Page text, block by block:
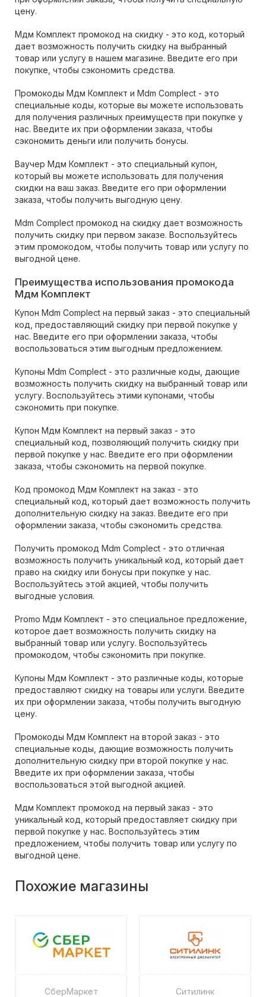
цену.
Мдм Комплект промокод на скидку - это код, который
дает возможность получить скидку на выбранный
товар или услугу в нашем магазине. Введите его при
покупке, чтобы сэкономить средства.
Промокоды Мдм Комплект и Mdm Complect - это
специальные коды, которые вы можете использовать
для получения различных преимуществ при покупке у
нас. Введите их при оформлении заказа, чтобы
сэкономить деньги или получить бонусы.
Ваучер Мдм Комплект - это специальный купон,
который вы можете использовать для получения
скидки на ваш заказ. Введите его при оформлении
заказа, чтобы получить выгодную цену.
Mdm Complect промокод на скидку дает возможность
получить скидку при первом заказе. Воспользуйтесь
этим промокодом, чтобы получить товар или услугу по
выгодной цене.
Преимущества использования промокода
Мдм Комплект
Купон Mdm Complect на первый заказ - это специальный
код, предоставляющий скидку при первой покупке у
нас. Введите его при оформлении заказа, чтобы
воспользоваться этим выгодным предложением.
Купоны Mdm Complect - это различные коды, дающие
возможность получить скидку на выбранный товар или
услугу. Воспользуйтесь этими купонами, чтобы
сэкономить при покупке.
Купон Мдм Комплект на первый заказ - это
специальный код, позволяющий получить скидку при
первой покупке у нас. Введите его при оформлении
заказа, чтобы сэкономить на первой покупке.
Код промокод Мдм Комплект на заказ - это
специальный код, который дает возможность получить
дополнительную скидку на заказ. Введите его при
оформлении заказа, чтобы сэкономить средства.
Получить промокод Mdm Complect - это отличная
возможность получить уникальный код, который дает
право на скидку или бонусы при покупке у нас.
Воспользуйтесь этой акцией, чтобы получить
выгодные условия.
Promo Мдм Комплект - это специальное предложение,
которое дает возможность получить скидку на
выбранный товар или услугу. Воспользуйтесь
промокодом, чтобы сэкономить при покупке.
Купоны Мдм Комплект - это различные коды, которые
предоставляют скидку на товары или услуги. Введите
их при оформлении заказа, чтобы получить выгодную
цену.
Промокоды Мдм Комплект на второй заказ - это
специальные коды, дающие возможность получить
дополнительную скидку при второй покупке у нас.
Введите их при оформлении заказа, чтобы
воспользоваться этой выгодной акцией.
Мдм Комплект промокод на первый заказ - это
уникальный код, который предоставляет скидку при
первой покупке у нас. Воспользуйтесь этим
предложением, чтобы получить товар или услугу по
выгодной цене.
Похожие магазины
СберМаркет Ситилинк